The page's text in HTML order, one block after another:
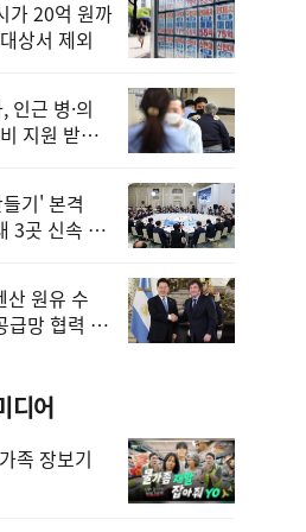
가 20억 원까
상서 제외
인근 병·의
지원 받을
기' 본격
3곳 신속 선
산 원유 수
망 협력 체
디어
족 장보기